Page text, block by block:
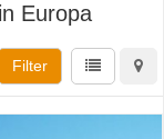
Europa
Filter